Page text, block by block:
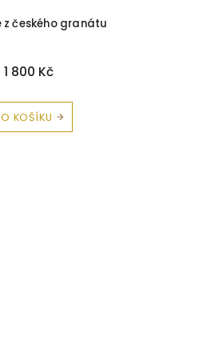
z českého granátu
1 800 Kč
KOŠÍKU